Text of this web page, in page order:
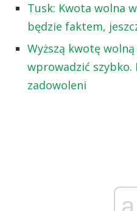
Tusk: Kwota wolna
będzie faktem,
Wyższą kwotę
wprowadzić szybko.
zadowoleni